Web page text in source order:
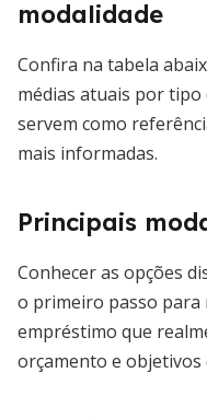
modalidade
Confira na tabela
médias atuais por tipo
servem como
mais informadas.
Principais
Conhecer as opções
o primeiro passo
empréstimo que
orçamento e objetivos